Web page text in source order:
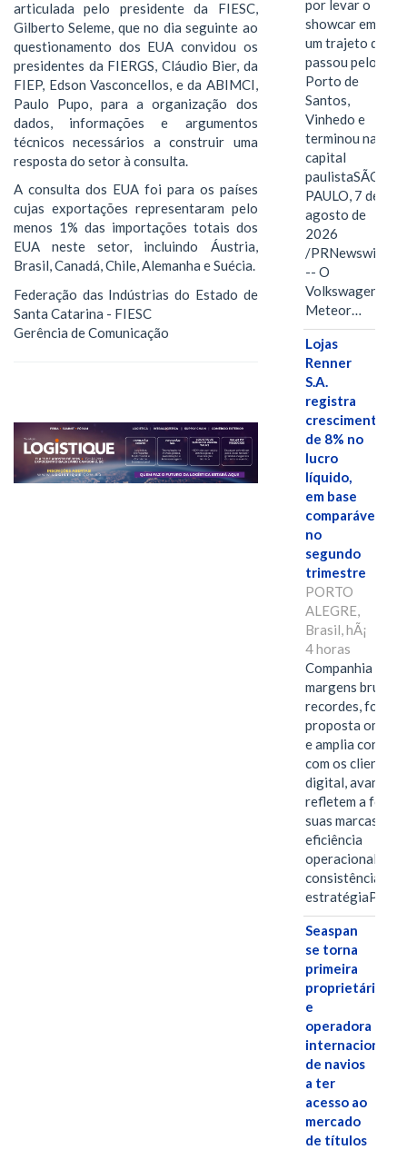
articulada pelo presidente da FIESC,
Gilberto Seleme, que no dia seguinte ao
questionamento dos EUA convidou os
presidentes da FIERGS, Cláudio Bier, da
FIEP, Edson Vasconcellos, e da ABIMCI,
Paulo Pupo, para a organização dos
dados, informações e argumentos
técnicos necessários a construir uma
resposta do setor à consulta.
A consulta dos EUA foi para os países
cujas exportações representaram pelo
menos 1% das importações totais dos
EUA neste setor, incluindo Áustria,
Brasil, Canadá, Chile, Alemanha e Suécia.
Federação das Indústrias do Estado de
Santa Catarina - FIESC
Gerência de Comunicação
por levar o
showcar em
um trajeto que
passou pelo
Porto de
Santos,
Vinhedo e
terminou na
capital
paulistaSÃO
PAULO, 7 de
agosto de
2026
/PRNewswire/
-- O
Volkswagen
Meteor…
Lojas
Renner
S.A.
registra
crescimento
de 8% no
lucro
líquido,
em base
comparável,
no
segundo
trimestre
PORTO
ALEGRE,
Brasil, hÃ¡
4 horas
Companhia
margens brutas
recordes,
proposta
e amplia
com os clientes
digital, avanços
refletem a força
suas marcas, a
eficiência
operacional e a
consistência de
Seaspan
se torna
primeira
proprietária
e
operadora
internacional
de navios
a ter
acesso ao
mercado
de títulos